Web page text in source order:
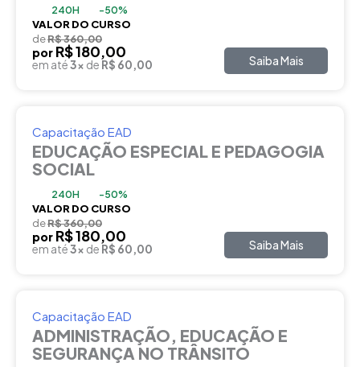
240H -50%
VALOR DO CURSO
deR$ 360,00
por R$ 180,00
em até3x de R$ 60,00 Saiba Mais
Capacitação EAD
EDUCAÇÃO ESPECIAL E PEDAGOGIA
SOCIAL
240H -50%
VALOR DO CURSO
deR$ 360,00
por R$ 180,00
em até3x de R$ 60,00 Saiba Mais
Capacitação EAD
ADMINISTRAÇÃO, EDUCAÇÃO E
SEGURANÇA NO TRÂNSITO